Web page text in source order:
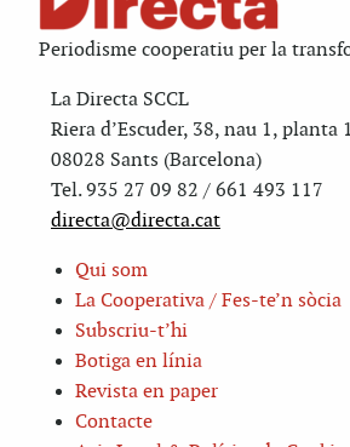
Periodisme cooperatiu per la
La Directa SCCL
Riera d’Escuder, 38, nau 1, planta 1
08028 Sants (Barcelona)
Tel. 935 27 09 82 / 661 493 117
directa@directa.cat
Qui som
La Cooperativa / Fes-te’n sòcia
Subscriu-t’hi
Botiga en línia
Revista en paper
Contacte